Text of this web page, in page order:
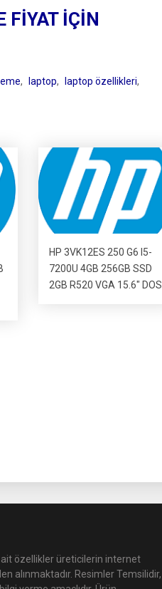
FİYAT İÇİN
, laptop, laptop özellikleri,
HP 3VK12ES 250 G6 I5-
7200U 4GB 256GB SSD
2GB R520 VGA 15.6″ DOS
özellikler üreticilerin internet
alınmaktadır. Resimler Temsilidir,